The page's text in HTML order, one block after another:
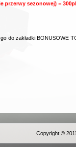
przerwy sezonowej) =
do zakładki BONUSOWE
Copyright ©